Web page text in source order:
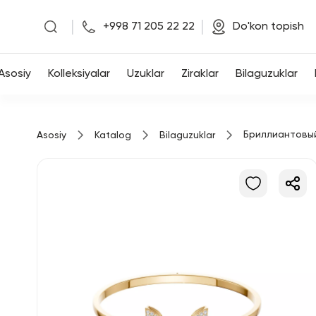
Asosiy
+998 71 205 22 22 Do'kon topish
Kolleksiyalar Uzuklar Ziraklar Bilaguzuklar
Asosiy Katalog Bilaguzuklar